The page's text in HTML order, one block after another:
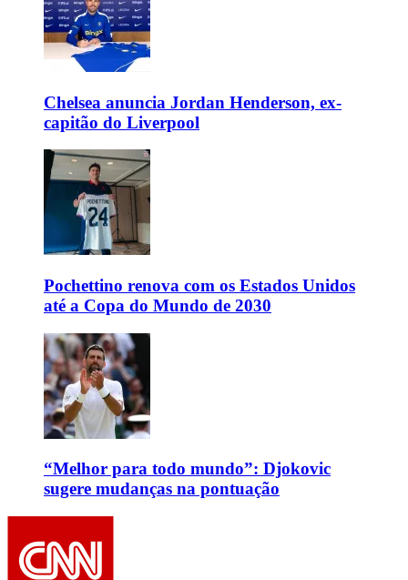
Chelsea anuncia Jordan Henderson, ex-
capitão do Liverpool
Pochettino renova com os Estados Unidos
até a Copa do Mundo de 2030
“Melhor para todo mundo”: Djokovic
sugere mudanças na pontuação